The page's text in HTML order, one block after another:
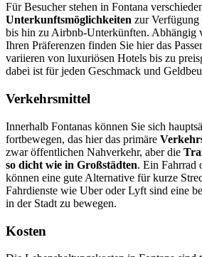
Für Besucher stehen in Fontana
Unterkunftsmöglichkeiten zur
bis hin zu Airbnb-Unterkünften. Abhängig
Ihren Präferenzen finden Sie hier das
variieren von luxuriösen Hotels bis zu
dabei ist für jeden Geschmack und
Verkehrsmittel
Innerhalb Fontanas können Sie sich
fortbewegen, das hier das primäre
zwar öffentlichen Nahverkehr, aber die
so dicht wie in Großstädten. Ein Fahrrad
können eine gute Alternative für kurze
Fahrdienste wie Uber oder Lyft sind eine
in der Stadt zu bewegen.
Kosten